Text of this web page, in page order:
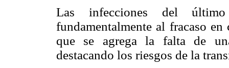
Las infecciones del
fundamentalmente al fracaso
que se agrega la falta de
destacando los riesgos de la